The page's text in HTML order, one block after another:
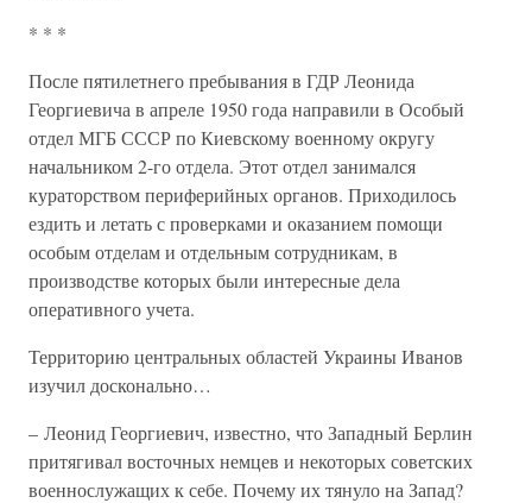
* * *
После пятилетнего пребывания в ГДР Леонида
Георгиевича в апреле 1950 года направили в Особый
отдел МГБ СССР по Киевскому военному округу
начальником 2-го отдела. Этот отдел занимался
кураторством периферийных органов. Приходилось
ездить и летать с проверками и оказанием помощи
особым отделам и отдельным сотрудникам, в
производстве которых были интересные дела
оперативного учета.
Территорию центральных областей Украины Иванов
изучил досконально…
– Леонид Георгиевич, известно, что Западный Берлин
притягивал восточных немцев и некоторых советских
военнослужащих к себе. Почему их тянуло на Запад?